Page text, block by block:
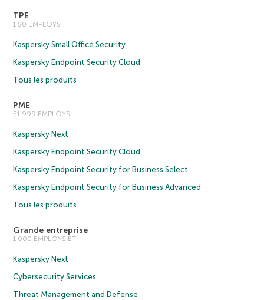
TPE
1 50 EMPLOYS
Kaspersky Small Office Security
Kaspersky Endpoint Security Cloud
Tous les produits
PME
51 999 EMPLOYS
Kaspersky Next
Kaspersky Endpoint Security Cloud
Kaspersky Endpoint Security for Business Select
Kaspersky Endpoint Security for Business Advanced
Tous les produits
Grande entreprise
1 000 EMPLOYS ET
Kaspersky Next
Cybersecurity Services
Threat Management and Defense